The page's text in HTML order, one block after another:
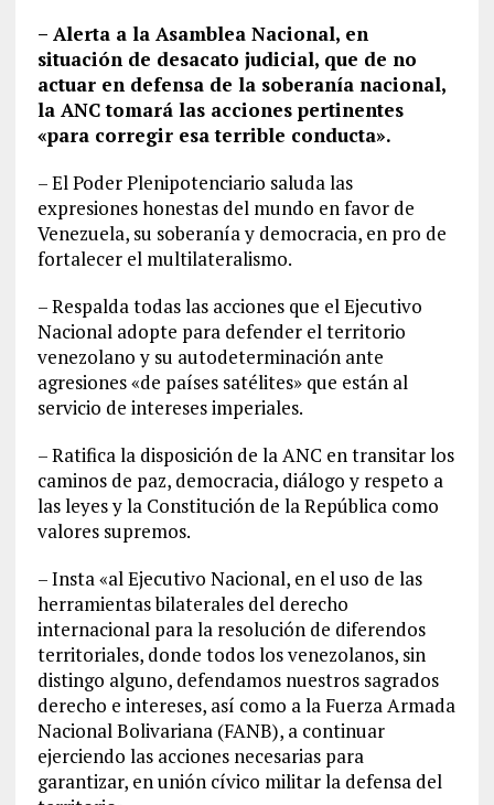
– Alerta a la Asamblea Nacional, en
situación de desacato judicial, que de no
actuar en defensa de la soberanía nacional,
la ANC tomará las acciones pertinentes
«para corregir esa terrible conducta».
– El Poder Plenipotenciario saluda las
expresiones honestas del mundo en favor de
Venezuela, su soberanía y democracia, en pro de
fortalecer el multilateralismo.
– Respalda todas las acciones que el Ejecutivo
Nacional adopte para defender el territorio
venezolano y su autodeterminación ante
agresiones «de países satélites» que están al
servicio de intereses imperiales.
– Ratifica la disposición de la ANC en transitar los
caminos de paz, democracia, diálogo y respeto a
las leyes y la Constitución de la República como
valores supremos.
– Insta «al Ejecutivo Nacional, en el uso de las
herramientas bilaterales del derecho
internacional para la resolución de diferendos
territoriales, donde todos los venezolanos, sin
distingo alguno, defendamos nuestros sagrados
derecho e intereses, así como a la Fuerza Armada
Nacional Bolivariana (FANB), a continuar
ejerciendo las acciones necesarias para
garantizar, en unión cívico militar la defensa del